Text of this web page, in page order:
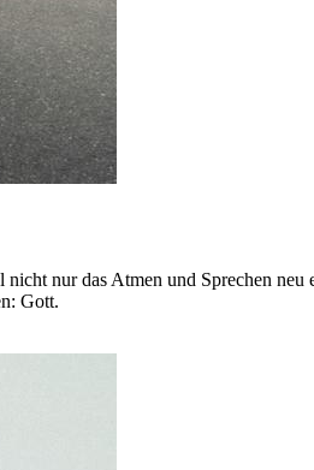
nur das Atmen und Sprechen
Gott.